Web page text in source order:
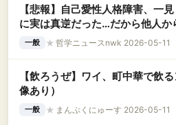
【悲報】自己愛性人格障害、一
に実は真逆だった…だから他人か
らしい
一般 ★ 哲学ニュースnwk 2026-05-11
【飲ろうぜ】ワイ、町中華で
像あり）
一般 ★ まんぷくにゅーす 2026-05-11